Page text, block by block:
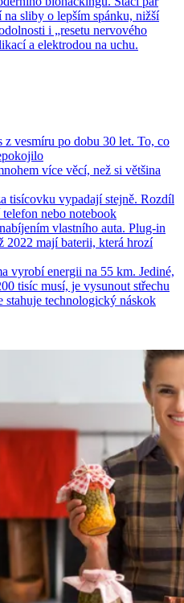
sliby o lepším spánku, nižší
i „resetu nervového
a elektrodou na uchu.
vesmíru po dobu 30 let. To, co
více věcí, než si většina
tisícovku vypadají stejně. Rozdíl
nebo notebook
vlastního auta. Plug-in
2022 mají baterii, která hrozí
vyrobí energii na 55 km. Jediné,
tisíc musí, je vysunout střechu
technologický náskok